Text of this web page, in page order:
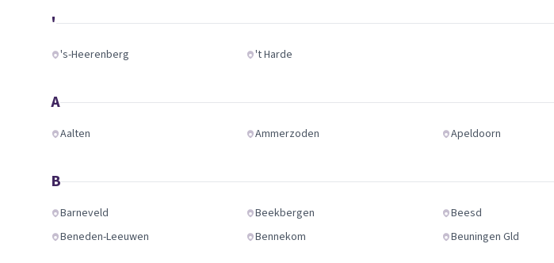
'
's-Heerenberg 't Harde
A
Aalten Ammerzoden Apeldoorn
B
Barneveld Beekbergen Beesd
Beneden-Leeuwen
Bennekom Beuningen Gld